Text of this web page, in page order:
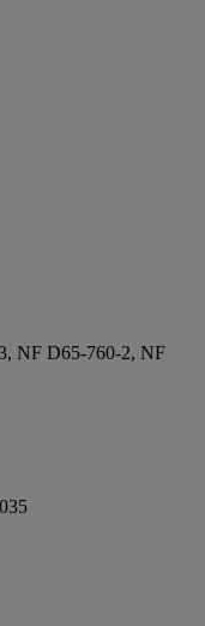
NF D65-760-2, NF